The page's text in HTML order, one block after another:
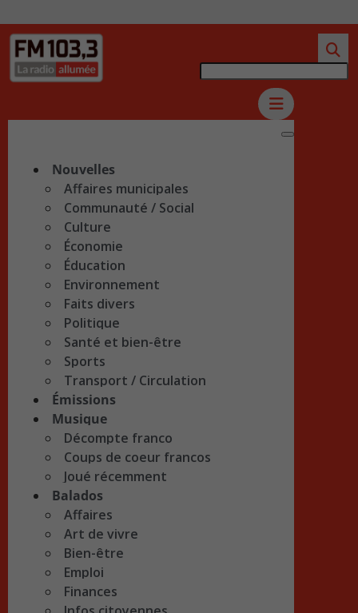
Nouvelles
Affaires municipales
Communauté / Social
Culture
Économie
Éducation
Environnement
Faits divers
Politique
Santé et bien-être
Sports
Transport / Circulation
Émissions
Musique
Décompte franco
Coups de coeur francos
Joué récemment
Balados
Affaires
Art de vivre
Bien-être
Emploi
Finances